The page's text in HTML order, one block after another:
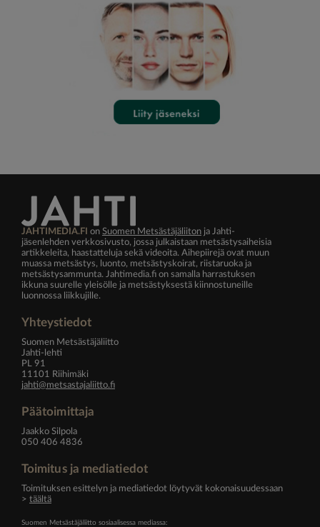
JAHTIMEDIA.FI on Suomen Metsästäjäliiton ja Jahti-
jäsenlehden verkkosivusto, jossa julkaistaan metsästysaiheisia
artikkeleita, haastatteluja sekä videoita. Aihepiirejä ovat muun
muassa metsästys, luonto, metsästyskoirat, riistaruoka ja
metsästysammunta. Jahtimedia.fi on samalla harrastuksen
ikkuna suurelle yleisölle ja metsästyksestä kiinnostuneille
luonnossa liikkujille.
Yhteystiedot
Suomen Metsästäjäliitto
Jahti-lehti
PL 91
11101 Riihimäki
jahti@metsastajaliitto.fi
Päätoimittaja
Jaakko Silpola
050 406 4836
Toimitus ja mediatiedot
Toimituksen esittelyn ja mediatiedot löytyvät kokonaisuudessaan
> täältä
Suomen Metsästäjäliitto sosiaalisessa mediassa: